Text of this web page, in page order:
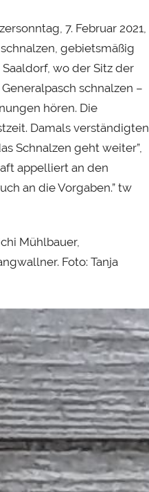
7. Februar 2021,
gebietsmäßig
wo der Sitz der
schnalzen –
hören. Die
Damals verständigten
Schnalzen geht weiter”,
appelliert an den
an die Vorgaben.” tw
Mühlbauer,
Foto: Tanja